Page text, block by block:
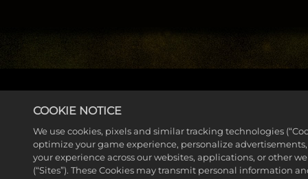
MORE NEWS
COOKIE NOTICE
We use cookies, pixels and similar tracking technologies
optimize your game experience, personalize
your experience across our websites, applications, or other
(“Sites”). These Cookies may transmit personal information